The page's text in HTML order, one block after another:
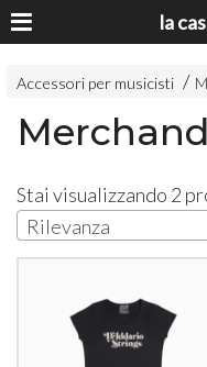
la
Accessori per musicisti
Stai visualizzando 2
Rilevanza